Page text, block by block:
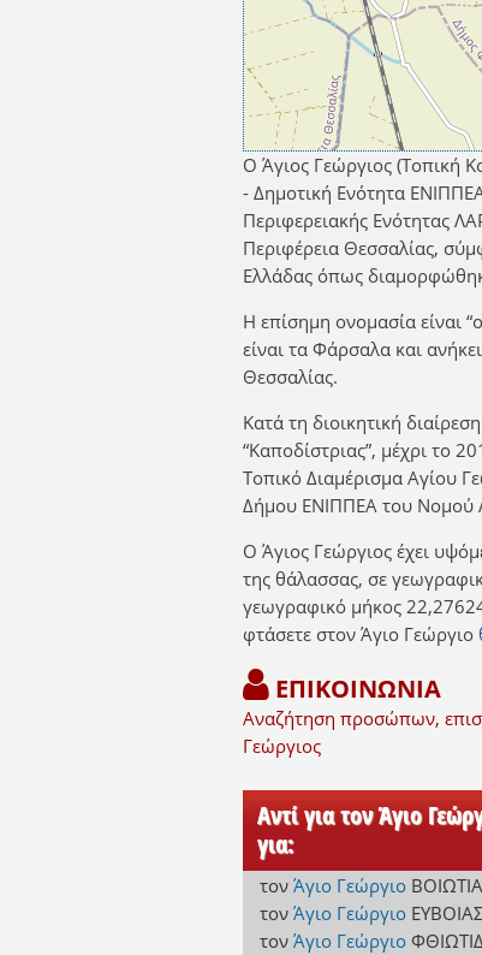
Ο Άγιος Γεώργιος (Τοπική
- Δημοτική Ενότητα
Περιφερειακής Ενότητας
Περιφέρεια Θεσσαλίας,
Ελλάδας όπως
Η επίσημη ονομασία είναι
είναι τα Φάρσαλα και
Θεσσαλίας.
Κατά τη διοικητική
“Καποδίστριας”, μέχρι το
Τοπικό Διαμέρισμα Αγίου
Δήμου ΕΝΙΠΠΕΑ του Νομού
Ο Άγιος Γεώργιος έχει
της θάλασσας, σε
γεωγραφικό μήκος
φτάσετε στον Άγιο Γεώργιο
ΕΠΙΚΟΙΝΩΝΙΑ
Αναζήτηση προσώπων,
Γεώργιος
Αντί για τον Άγιο
για:
τον Άγιο Γεώργιο
τον Άγιο Γεώργιο
τον Άγιο Γεώργιο